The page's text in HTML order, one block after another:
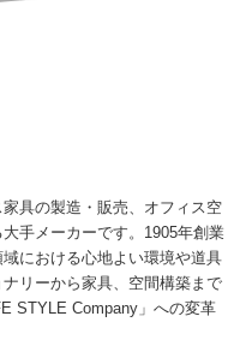
具の製造・販売、オフィス空
手メーカーです。1905年創業
における心地よい環境や道具
リーから家具、空間構築まで
STYLE Company」への変革